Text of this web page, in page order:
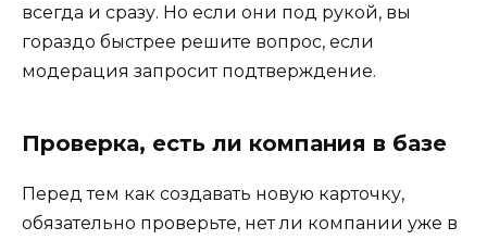
всегда и сразу. Но если они под рукой, вы
гораздо быстрее решите вопрос, если
модерация запросит подтверждение.
Проверка, есть ли компания в базе
Перед тем как создавать новую карточку,
обязательно проверьте, нет ли компании уже в